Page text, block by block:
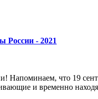
России - 2021
Напоминаем, что 19
и временно